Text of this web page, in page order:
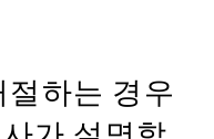
하는 경우